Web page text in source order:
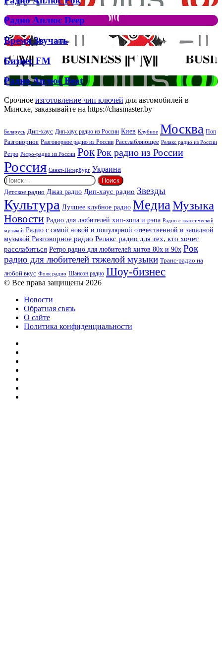
Джона
та
Брітні
Спірс
Аплюс
Рок
Радио
Аплюс
Deep
Радио Аплюс Deep
Время
Звучать
Время Звучать
Бизнес
Бизнес FM
Радио
Аплюс
Beat
Радио Аплюс Beat
Срочное изготовление чип ключей для автомобилей в
Минске, заказывайте на https://chasmaster.by
Беларусь Дип-хаус Дип-хаус радио из России Киев Клубное Москва Поп
Разговорное Разговорное радио из России Расслабляющее Релакс радио из России
Ретро Ретро-радио из России РокРок радио из России
Россия Санкт-Петербург Украина
Найти:
Детское радио Джаз радио Дип-хаус радио Звезды
Культура Лучшее клубное радио МедиаМузыка
Новости Радио для любителей хип-хопа и рэпа Радио с классической
музыкой Радио с самой новой и популярной отечественной и западной
музыкой Разговорное радио Релакс радио для тех, кто хочет
расслабиться Ретро радио для любителей хитов 80х и 90х Рок
радио для любителей тяжелой музыки Транс-радио на
любой вкус Фолк радио Шансон радио Шоу-бизнес
© Все права защищены 2026
Новости
Обратная связь
О сайте
Политика конфиденциальности